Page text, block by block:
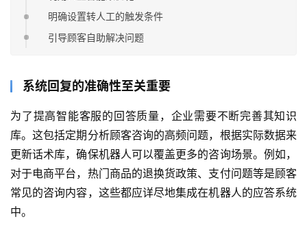
明确设置转人工的触发条件
引导顾客自助解决问题
系统回复的准确性至关重要
为了提高智能客服的回答质量，企业需要不断完善其知识
库。这包括定期分析顾客咨询的高频问题，根据实际数据来
更新话术库，确保机器人可以覆盖更多的咨询场景。例如，
对于电商平台，热门商品的退换货政策、支付问题等是顾客
常见的咨询内容，这些都应详尽地集成在机器人的应答系统
中。